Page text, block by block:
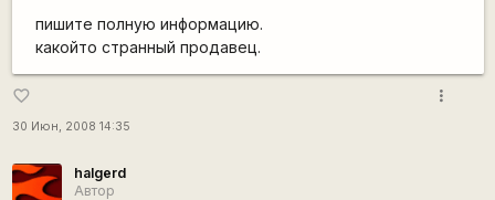
пишите полную информацию.
какойто странный продавец.
favorite_border
30 Июн, 2008 14:35
more_vert
halgerd
Автор